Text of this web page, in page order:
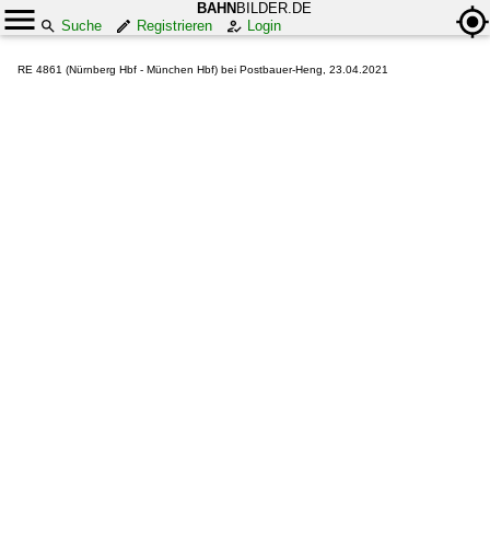
BAHN BILDER.DE
Suche
Registrieren Login
RE 4861 (Nürnberg Hbf - München Hbf) bei Postbauer-Heng, 23.04.2021